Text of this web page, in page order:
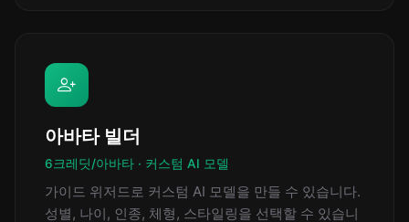
아바타 빌더
6크레딧/아바타 · 커스텀 AI 모델
가이드 위저드로 커스텀 AI 모델을 만들 수 있습니다.
성별, 나이, 인종, 체형, 스타일링을 선택할 수 있습니